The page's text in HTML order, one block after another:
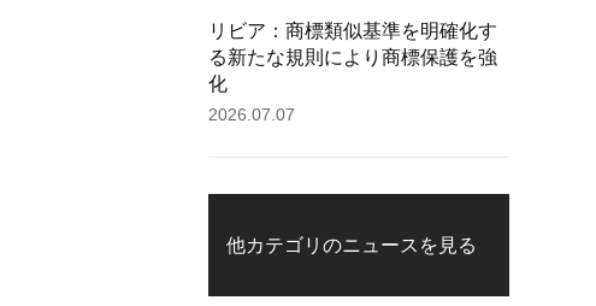
リビア：商標類似基準を明確化す
る新たな規則により商標保護を強
化
2026.07.07
他カテゴリのニュースを見る